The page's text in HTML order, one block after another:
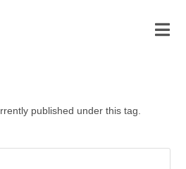
published under this tag.